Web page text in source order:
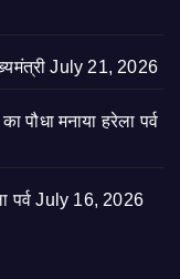
July 21, 2026
पौधा मनाया हरेला पर्व
पर्व July 16, 2026